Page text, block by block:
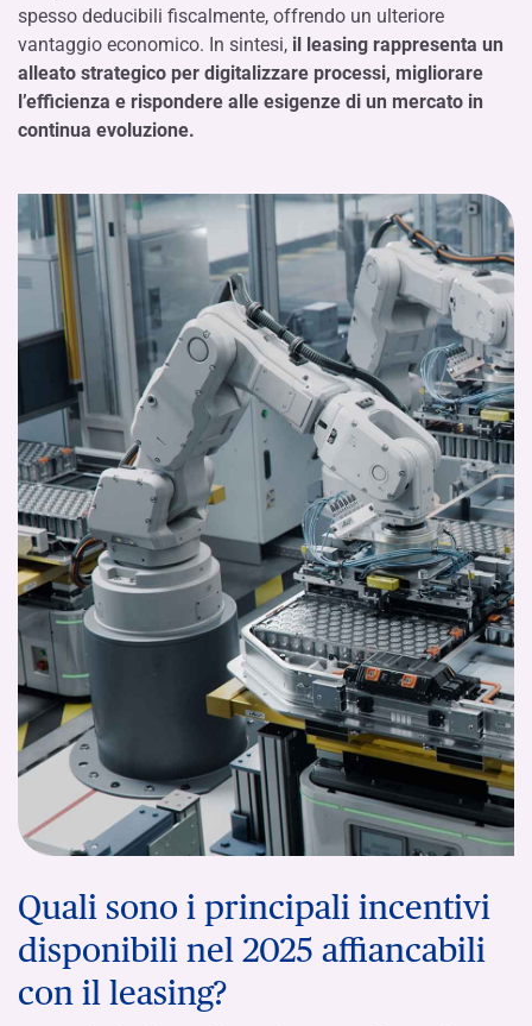
spesso deducibili fiscalmente, offrendo un ulteriore
vantaggio economico. In sintesi, il leasing rappresenta un
alleato strategico per digitalizzare processi, migliorare
l’efficienza e rispondere alle esigenze di un mercato in
continua evoluzione.
Quali sono i principali incentivi
disponibili nel 2025 affiancabili
con il leasing?